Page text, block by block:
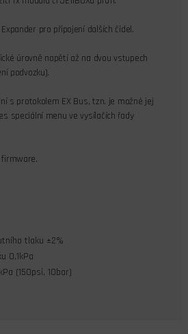
pro připojení dalších čidel.
úrovně napětí až na dvou vstupech
podvozku).
s protokolem EX Bus, tzn. je možné jej
speciální menu ve vysílačích řady
tlaku ±2%
0,1kPa
(150psi, 10bar)